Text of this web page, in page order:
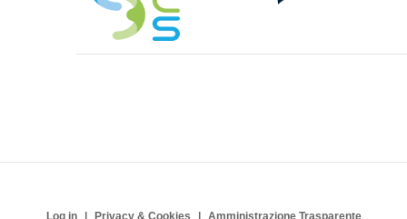
Log in Privacy & Cookies Amministrazione Trasparente